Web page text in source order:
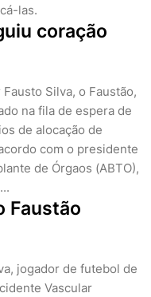
las.
coração
Silva, o Faustão,
na fila de espera de
de alocação de
com o presidente
de Órgaos (ABTO),
Faustão
jogador de futebol de
Vascular